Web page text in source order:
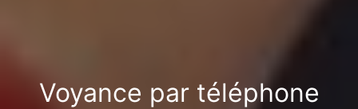
Voyance par téléphone